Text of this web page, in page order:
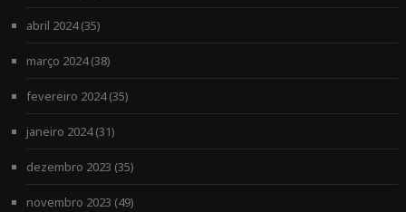
abril 2024(35)
março 2024(38)
fevereiro 2024(35)
janeiro 2024(31)
dezembro 2023 (35)
novembro 2023 (49)